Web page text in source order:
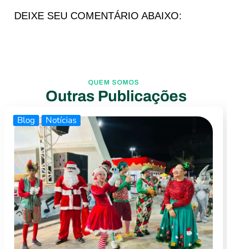
DEIXE SEU COMENTÁRIO ABAIXO:
QUEM SOMOS
Outras Publicações
Blog Notícias